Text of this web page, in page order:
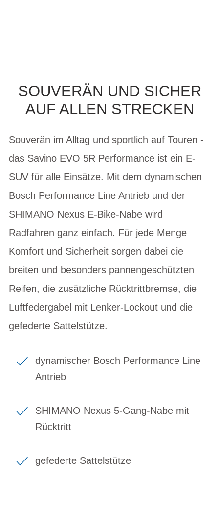
SOUVERÄN UND SICHER
AUF ALLEN STRECKEN
Souverän im Alltag und sportlich auf Touren -
das Savino EVO 5R Performance ist ein E-
SUV für alle Einsätze. Mit dem dynamischen
Bosch Performance Line Antrieb und der
SHIMANO Nexus E-Bike-Nabe wird
Radfahren ganz einfach. Für jede Menge
Komfort und Sicherheit sorgen dabei die
breiten und besonders pannengeschützten
Reifen, die zusätzliche Rücktrittbremse, die
Luftfedergabel mit Lenker-Lockout und die
gefederte Sattelstütze.
dynamischer Bosch Performance Line
Antrieb
SHIMANO Nexus 5-Gang-Nabe mit
Rücktritt
gefederte Sattelstütze